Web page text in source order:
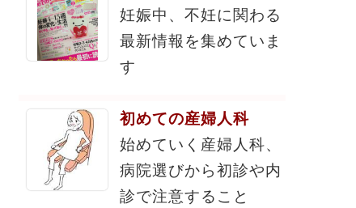
妊娠中、不妊に関わる
最新情報を集めていま
す
初めての産婦人科
始めていく産婦人科、
病院選びから初診や内
診で注意すること